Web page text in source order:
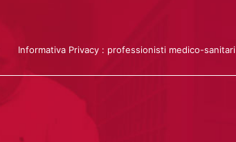
Informativa Privacy : professionisti medico-sanitari